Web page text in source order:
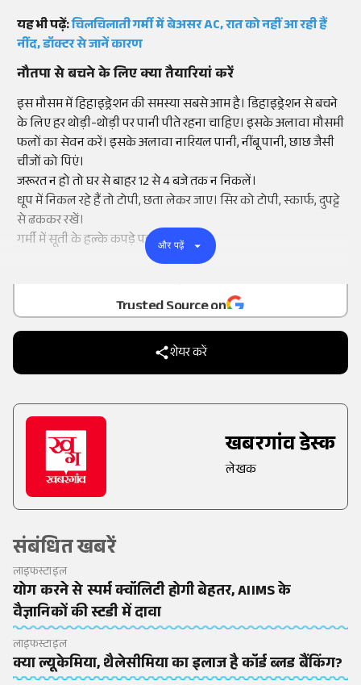
Add
as a
Trusted Source on
शेयर करें
खबरगांव डेस्क
लेखक
संबंधित खबरें
लाइफस्टाइल
योग करने से स्पर्म क्वॉलिटी होगी बेहतर, AIIMS के
वैज्ञानिकों की स्टडी में दावा
लाइफस्टाइल
क्या ल्यूकेमिया, थैलेसीमिया का इलाज है कॉर्ड ब्लड बैंकिंग?
यह भी पढ़ें:चिलचिलाती गर्मी में बेअसर AC, रात को नहीं आ रही हैं
नींद, डॉक्टर से जानें कारण
नौतपा से बचने के लिए क्या तैयारियां करें
इस मौसम में हिहाइड्रेशन की समस्या सबसे आम है। डिहाइड्रेशन से बचने
के लिए हर थोड़ी-थोड़ी पर पानी पीते रहना चाहिए। इसके अलावा मौसमी
फलों का सेवन करें। इसके अलावा नारियल पानी, नींबू पानी, छाछ जैसी
चीजों को पिएं।
जरूरत न हो तो घर से बाहर 12 से 4 बजे तक न निकलें।
धूप में निकल रहे हैं तो टोपी, छता लेकर जाए। सिर को टोपी, स्कार्फ, दुपट्टे
से ढककर रखें।
गर्मी में सूती के हल्के कपड़े पहनें ।और पढ़ें